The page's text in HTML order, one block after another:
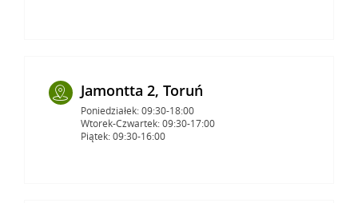
Jamontta 2, Toruń
Poniedziałek: 09:30-18:00
Wtorek-Czwartek: 09:30-17:00
Piątek: 09:30-16:00